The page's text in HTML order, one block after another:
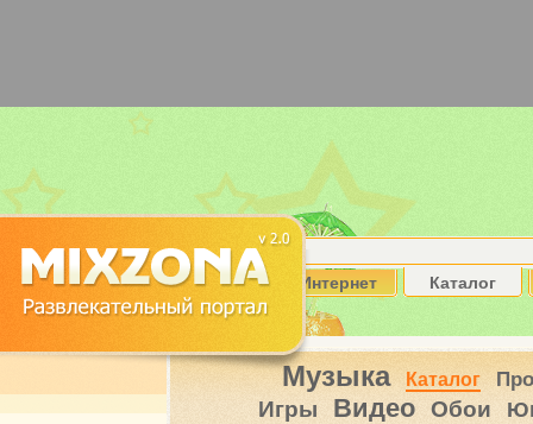
Интернет Каталог
Музыка Каталог
Игры Видео Обои